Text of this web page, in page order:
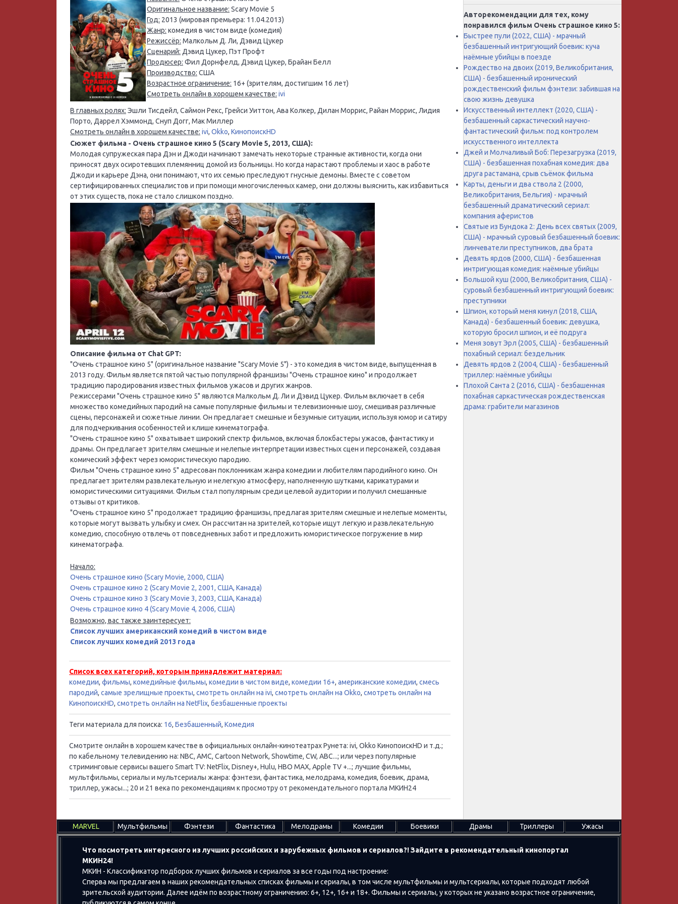
Оригинальное название: Scary Movie 5
Год: 2013 (мировая премьера: 11.04.2013)
Жанр: комедия в чистом виде (комедия)
Режиссёр: Малкольм Д. Ли, Дэвид Цукер
Сценарий: Дэвид Цукер, Пэт Профт
Продюсер: Фил Дорнфелд, Дэвид Цукер, Брайан Белл
Производство: США
Возрастное ограничение: 16+ (зрителям, достигшим 16 лет)
Смотреть онлайн в хорошем качестве: ivi
В главных ролях: Эшли Тисдейл, Саймон Рекс, Грейси Уиттон, Ава Колкер, Дилан Моррис, Райан Моррис, Лидия
Порто, Даррел Хэммонд, Снуп Догг, Мак Миллер
Смотреть онлайн в хорошем качестве: ivi, Okko, КинопоискHD
Сюжет фильма - Очень страшное кино 5 (Scary Movie 5, 2013, США):
Молодая супружеская пара Дэн и Джоди начинают замечать некоторые странные активности, когда они
приносят двух осиротевших племянниц домой из больницы. Но когда нарастают проблемы и хаос в работе
Джоди и карьере Дэна, они понимают, что их семью преследуют гнусные демоны. Вместе с советом
сертифицированных специалистов и при помощи многочисленных камер, они должны выяснить, как избавиться
от этих существ, пока не стало слишком поздно.
Описание фильма от Chat GPT:
"Очень страшное кино 5" (оригинальное название "Scary Movie 5") - это комедия в чистом виде, выпущенная в
2013 году. Фильм является пятой частью популярной франшизы "Очень страшное кино" и продолжает
традицию пародирования известных фильмов ужасов и других жанров.
Режиссерами "Очень страшное кино 5" являются Малкольм Д. Ли и Дэвид Цукер. Фильм включает в себя
множество комедийных пародий на самые популярные фильмы и телевизионные шоу, смешивая различные
сцены, персонажей и сюжетные линии. Он предлагает смешные и безумные ситуации, используя юмор и сатиру
для подчеркивания особенностей и клише кинематографа.
"Очень страшное кино 5" охватывает широкий спектр фильмов, включая блокбастеры ужасов, фантастику и
драмы. Он предлагает зрителям смешные и нелепые интерпретации известных сцен и персонажей, создавая
комический эффект через юмористическую пародию.
Фильм "Очень страшное кино 5" адресован поклонникам жанра комедии и любителям пародийного кино. Он
предлагает зрителям развлекательную и нелегкую атмосферу, наполненную шутками, карикатурами и
юмористическими ситуациями. Фильм стал популярным среди целевой аудитории и получил смешанные
отзывы от критиков.
"Очень страшное кино 5" продолжает традицию франшизы, предлагая зрителям смешные и нелепые моменты,
которые могут вызвать улыбку и смех. Он рассчитан на зрителей, которые ищут легкую и развлекательную
комедию, способную отвлечь от повседневных забот и предложить юмористическое погружение в мир
кинематографа.
Начало:
Очень страшное кино (Scary Movie, 2000, США)
Очень страшное кино 2 (Scary Movie 2, 2001, США, Канада)
Очень страшное кино 3 (Scary Movie 3, 2003, США, Канада)
Очень страшное кино 4 (Scary Movie 4, 2006, США)
Возможно, вас также заинтересует:
Список лучших американский комедий в чистом виде
Список лучших комедий 2013 года
Список всех категорий, которым принадлежит материал:
комедии, фильмы, комедийные фильмы, комедии в чистом виде, комедии 16+, американские комедии, смесь
пародий, самые зрелищные проекты, смотреть онлайн на ivi, смотреть онлайн на Okko, смотреть онлайн на
КинопоискHD, смотреть онлайн на NetFlix, безбашенные проекты
Теги материала для поиска: 16, Безбашенный, Комедия
Смотрите онлайн в хорошем качестве в официальных онлайн-кинотеатрах Рунета: ivi, Okko КинопоискHD и т.д.;
по кабельному телевидению на: NBC, AMC, Cartoon Network, Showtime, CW, ABC...; или через популярные
стриминговые сервисы вашего Smart TV: NetFlix, Disney+, Hulu, HBO MAX, Apple TV +...; лучшие фильмы,
мультфильмы, сериалы и мультсериалы жанра: фэнтези, фантастика, мелодрама, комедия, боевик, драма,
триллер, ужасы...; 20 и 21 века по рекомендациям к просмотру от рекомендательного портала МКИН24
Авторекомендации для тех, кому
понравился фильм Очень страшное кино 5:
Быстрее пули (2022, США) - мрачный
безбашенный интригующий боевик: куча
наёмные убийцы в поезде
Рождество на двоих (2019, Великобритания,
США) - безбашенный иронический
рождественский фильм фэнтези: забившая на
свою жизнь девушка
Искусственный интеллект (2020, США) -
безбашенный саркастический научно-
фантастический фильм: под контролем
искусственного интеллекта
Джей и Молчаливый Боб: Перезагрузка (2019,
США) - безбашенная похабная комедия: два
друга растамана, срыв съёмок фильма
Карты, деньги и два ствола 2 (2000,
Великобритания, Бельгия) - мрачный
безбашенный драматический сериал:
компания аферистов
Святые из Бундока 2: День всех святых (2009,
США) - мрачный суровый безбашенный боевик:
линчеватели преступников, два брата
Девять ярдов (2000, США) - безбашенная
интригующая комедия: наёмные убийцы
Большой куш (2000, Великобритания, США) -
суровый безбашенный интригующий боевик:
преступники
Шпион, который меня кинул (2018, США,
Канада) - безбашенный боевик: девушка,
которую бросил шпион, и её подруга
Меня зовут Эрл (2005, США) - безбашенный
похабный сериал: бездельник
Девять ярдов 2 (2004, США) - безбашенный
триллер: наёмные убийцы
Плохой Санта 2 (2016, США) - безбашенная
похабная саркастическая рождественская
драма: грабители магазинов
MARVEL Мультфильмы Фэнтези Фантастика Мелодрамы Комедии Боевики Драмы Триллеры Ужасы
Что посмотреть интересного из лучших российских и зарубежных фильмов и сериалов?! Зайдите в рекомендательный кинопортал
МКИН24!
МКИН - Классификатор подборок лучших фильмов и сериалов за все годы под настроение:
Сперва мы предлагаем в наших рекомендательных списках фильмы и сериалы, в том числе мультфильмы и мультсериалы, которые подходят любой
зрительской аудитории. Далее идём по возрастному ограничению: 6+, 12+, 16+ и 18+. Фильмы и сериалы, у которых не указано возрастное ограничение,